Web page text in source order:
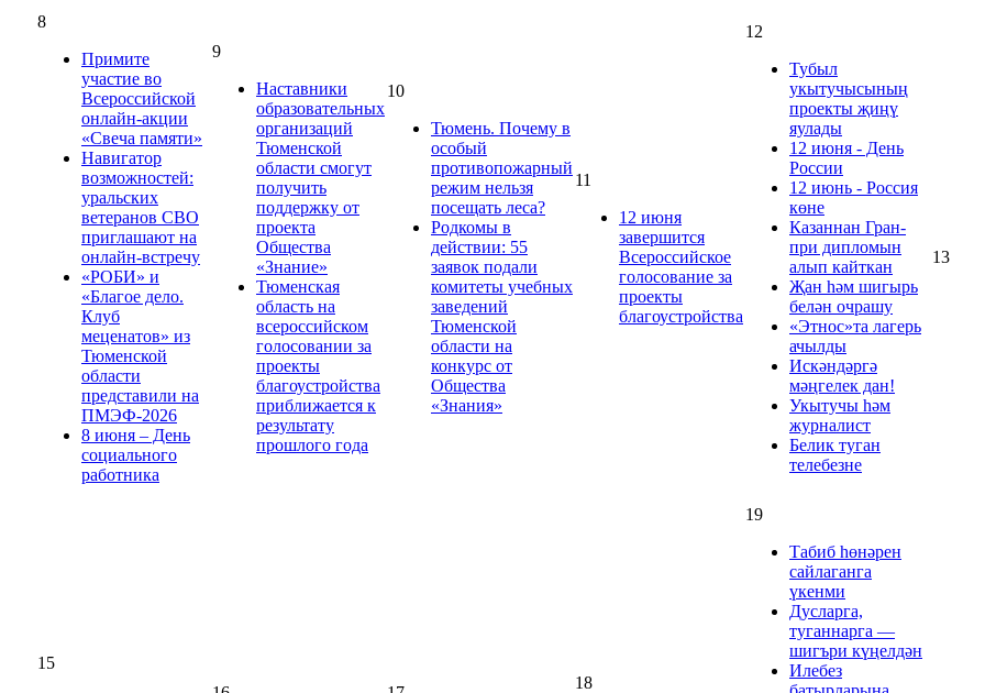
8
Примите
участие во
Всероссийской
онлайн-акции
«Свеча памяти»
Навигатор
возможностей:
уральских
ветеранов СВО
приглашают на
онлайн-встречу
«РОБИ» и
«Благое дело.
Клуб
меценатов» из
Тюменской
области
представили на
ПМЭФ-2026
8 июня – День
социального
работника
9
Наставники
образовательных
организаций
Тюменской
области смогут
получить
поддержку от
проекта
Общества
«Знание»
Тюменская
область на
всероссийском
голосовании за
проекты
благоустройства
приближается к
результату
прошлого года
10
Тюмень. Почему в
особый
противопожарный
режим нельзя
посещать леса?
Родкомы в
действии: 55
заявок подали
комитеты учебных
заведений
Тюменской
области на
конкурс от
Общества
«Знания»
11
12 июня
завершится
Всероссийское
голосование за
проекты
благоустройства
12
Тубыл
укытучысының
проекты җиңү
яулады
12 июня - День
России
12 июнь - Россия
көне
Казаннан Гран-
при дипломын
алып кайткан
Җан һәм шигырь
белән очрашу
«Этнос»та лагерь
ачылды
Искәндәргә
мәңгелек дан!
Укытучы һәм
журналист
Белик туган
телебезне
13
15
18
19
Табиб һөнәрен
сайлаганга
үкенми
Дусларга,
туганнарга —
шигъри күңелдән
Илебез